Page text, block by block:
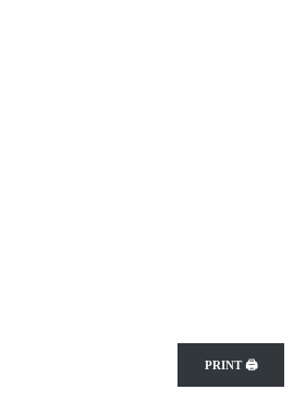
PRINT 🖨